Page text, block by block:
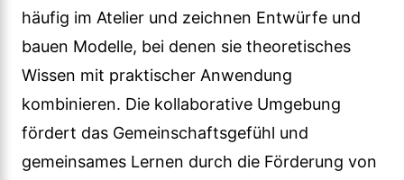
häufig im Atelier und zeichnen Entwürfe und
bauen Modelle, bei denen sie theoretisches
Wissen mit praktischer Anwendung
kombinieren. Die kollaborative Umgebung
fördert das Gemeinschaftsgefühl und
gemeinsames Lernen durch die Förderung von